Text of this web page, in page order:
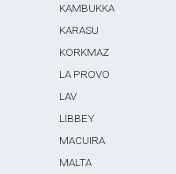
KAMBUKKA
KARASU
KORKMAZ
LA PROVO
LAV
LIBBEY
MACUIRA
MALTA